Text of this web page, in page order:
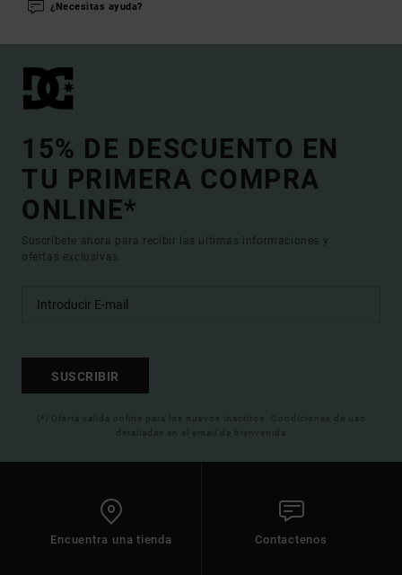
¿Necesitas ayuda?
15% DE DESCUENTO EN
TU PRIMERA COMPRA
ONLINE*
Suscríbete ahora para recibir las ultimas informaciones y
ofertas exclusivas.
SUSCRIBIR
(*) Oferta valida online para los nuevos inscritos. Condiciones de uso
detalladas en el email de bienvenida
Encuentra una tienda Contactenos